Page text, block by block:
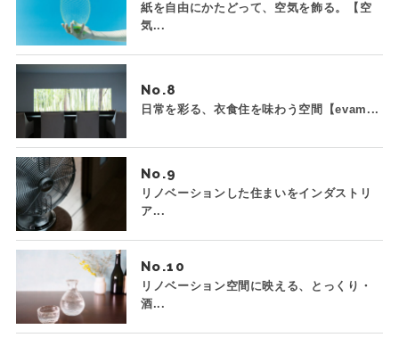
紙を自由にかたどって、空気を飾る。【空
気...
No.
日常を彩る、衣食住を味わう空間【evam...
No.
リノベーションした住まいをインダストリ
ア...
No.
リノベーション空間に映える、とっくり・
酒...